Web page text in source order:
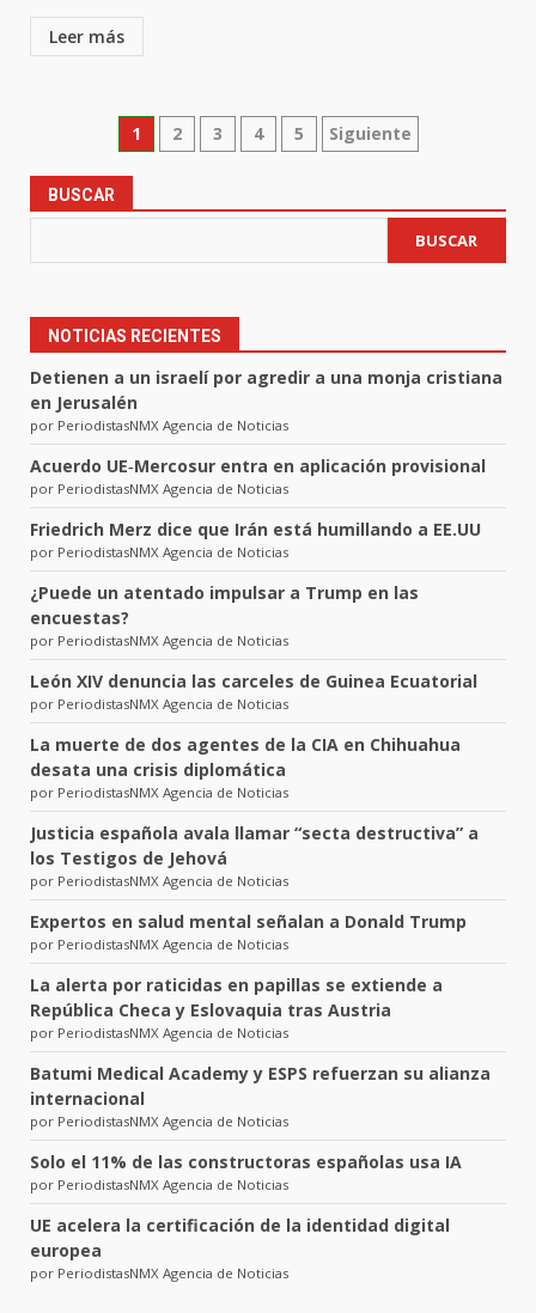
Leer más
Paginación
de
entradas
1 2 3 4 5 Siguiente
BUSCAR
BUSCAR
NOTICIAS RECIENTES
Detienen a un israelí por agredir a una monja cristiana
en Jerusalén
por PeriodistasNMX Agencia de Noticias
Acuerdo UE‑Mercosur entra en aplicación provisional
por PeriodistasNMX Agencia de Noticias
Friedrich Merz dice que Irán está humillando a EE.UU
por PeriodistasNMX Agencia de Noticias
¿Puede un atentado impulsar a Trump en las
encuestas?
por PeriodistasNMX Agencia de Noticias
León XIV denuncia las carceles de Guinea Ecuatorial
por PeriodistasNMX Agencia de Noticias
La muerte de dos agentes de la CIA en Chihuahua
desata una crisis diplomática
por PeriodistasNMX Agencia de Noticias
Justicia española avala llamar “secta destructiva” a
los Testigos de Jehová
por PeriodistasNMX Agencia de Noticias
Expertos en salud mental señalan a Donald Trump
por PeriodistasNMX Agencia de Noticias
La alerta por raticidas en papillas se extiende a
República Checa y Eslovaquia tras Austria
por PeriodistasNMX Agencia de Noticias
Batumi Medical Academy y ESPS refuerzan su alianza
internacional
por PeriodistasNMX Agencia de Noticias
Solo el 11% de las constructoras españolas usa IA
por PeriodistasNMX Agencia de Noticias
UE acelera la certificación de la identidad digital
europea
por PeriodistasNMX Agencia de Noticias